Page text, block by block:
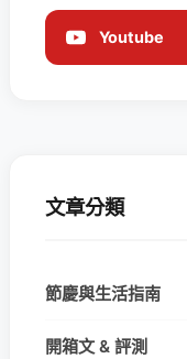
Youtube
文章分類
節慶與生活指南
開箱文 & 評測